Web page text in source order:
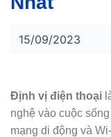
15/09/2023
Định vị điện thoại
nghệ vào cuộc
mạng di động và